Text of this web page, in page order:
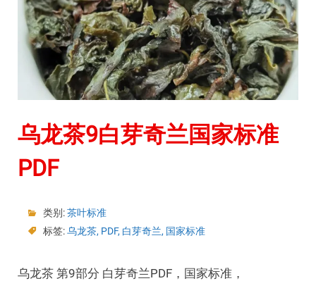
乌龙茶9白芽奇兰国家标准
PDF
类别:茶叶标准
标签:乌龙茶, PDF, 白芽奇兰, 国家标准
乌龙茶 第9部分 白芽奇兰PDF，国家标准，